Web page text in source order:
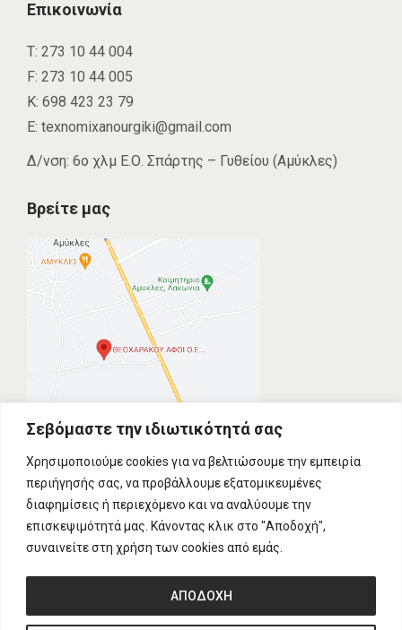
Σεβόμαστε την ιδιωτικότητά σας
Χρησιμοποιούμε cookies για να βελτιώσουμε την εμπειρία
περιήγησής σας, να προβάλλουμε εξατομικευμένες
διαφημίσεις ή περιεχόμενο και να αναλύουμε την
επισκεψιμότητά μας. Κάνοντας κλικ στο "Αποδοχή",
συναινείτε στη χρήση των cookies από εμάς.
ΑΠΟΔΟΧΗ
Επικοινωνία
Τ: 273 10 44 004
F: 273 10 44 005
Κ: 698 423 23 79
E: texnomixanourgiki@gmail.com
Δ/νση: 6ο χλμ Ε.Ο. Σπάρτης – Γυθείου (Αμύκλες)
Βρείτε μας
Copyright © 2026 Τεχνομηχανουργική Λακωνίας - Αφοί
Θεοχαράκου Ο.Ε.